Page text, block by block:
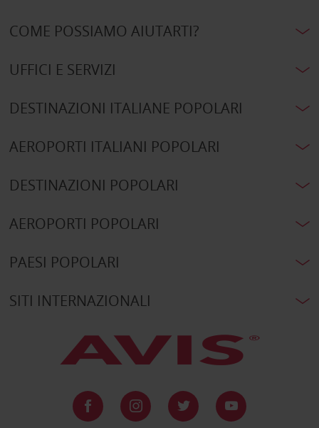
COME POSSIAMO AIUTARTI?
UFFICI E SERVIZI
DESTINAZIONI ITALIANE POPOLARI
AEROPORTI ITALIANI POPOLARI
DESTINAZIONI POPOLARI
AEROPORTI POPOLARI
PAESI POPOLARI
SITI INTERNAZIONALI